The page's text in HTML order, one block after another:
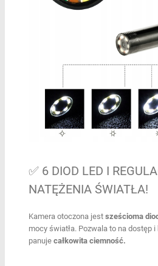
✅ 6 DIOD LED I
NATĘŻENIA ŚWIATŁA!
Kamera otoczona jest sześcioma
mocy światła. Pozwala to na dostęp
panujecałkowita ciemność.